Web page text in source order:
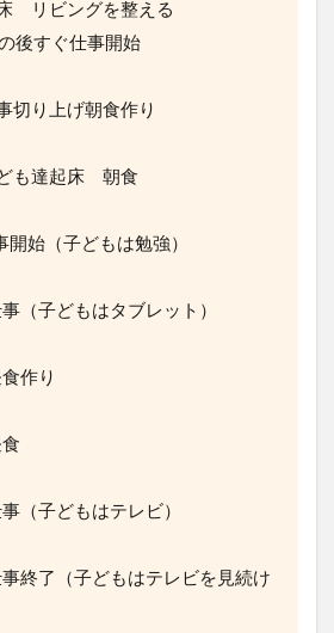
リビングを整える
ぐ仕事開始
り上げ朝食作り
も達起床 朝食
始（子どもは勉強）
（子どもはタブレット）
作り
（子どもはテレビ）
終了（子どもはテレビを見続け